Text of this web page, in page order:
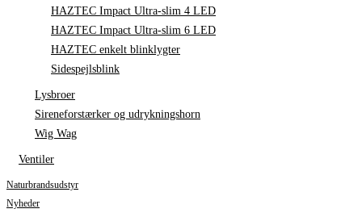
HAZTEC Impact Ultra-slim 4 LED
HAZTEC Impact Ultra-slim 6 LED
HAZTEC enkelt blinklygter
Sidespejlsblink
Lysbroer
Sireneforstærker og udrykningshorn
Wig Wag
Ventiler
Naturbrandsudstyr
Nyheder